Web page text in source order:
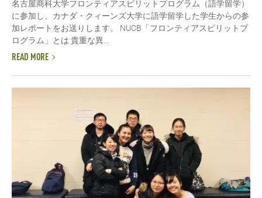
名古屋商科大学フロンティアスピリットプログラム（語学留学）
に参加し、カナダ・クィーンズ大学に語学留学した学生からの参
加レポートをお送りします。 NUCB「フロンティアスピリットプ
ログラム」とは 貴重な異...
READ MORE